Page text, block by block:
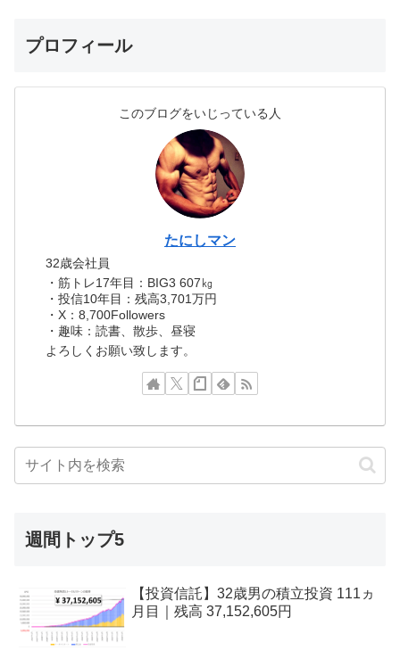
プロフィール
このブログをいじっている人
たにしマン
32歳会社員
・筋トレ17年目：BIG3 607㎏
・投信10年目：残高3,701万円
・X：8,700Followers
・趣味：読書、散歩、昼寝
よろしくお願い致します。
週間トップ5
【投資信託】32歳男の積立投資 111ヵ
月目｜残高 37,152,605円